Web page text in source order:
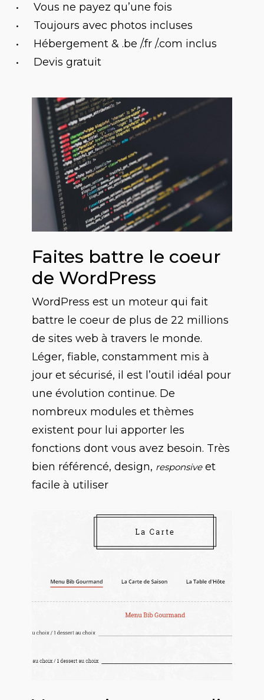
Vous ne payez qu’une fois
Toujours avec photos incluses
Hébergement & .be /.fr /.com inclus
Devis gratuit
Faites battre le coeur
de WordPress
WordPress est un moteur qui fait
battre le coeur de plus de 22 millions
de sites web à travers le monde.
Léger, fiable, constamment mis à
jour et sécurisé, il est l’outil idéal pour
une évolution continue. De
nombreux modules et thèmes
existent pour lui apporter les
fonctions dont vous avez besoin. Très
bien référencé, design, responsiveet
facile à utiliser